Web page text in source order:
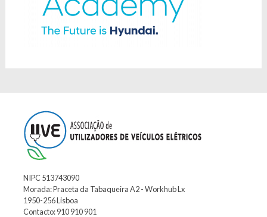
NIPC 513743090
Morada: Praceta da Tabaqueira A2 - Workhub Lx
1950-256 Lisboa
Contacto: 910 910 901